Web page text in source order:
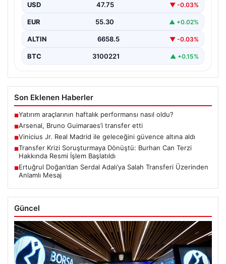
USD 47.75 ▼ -0.03%
EUR 55.30 ▲ +0.02%
ALTIN 6658.5 ▼ -0.03%
BTC 3100221 ▲ +0.15%
Son Eklenen Haberler
■Yatırım araçlarının haftalık performansı nasıl oldu?
■Arsenal, Bruno Guimaraes’i transfer etti
■Vinicius Jr. Real Madrid ile geleceğini güvence altına aldı
■Transfer Krizi Soruşturmaya Dönüştü: Burhan Can Terzi
Hakkında Resmi İşlem Başlatıldı
■Ertuğrul Doğan’dan Serdal Adalı’ya Salah Transferi Üzerinden
Anlamlı Mesaj
Güncel